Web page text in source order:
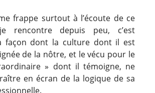
frappe surtout à l’écoute de ce
rencontre depuis peu, c’est
façon dont la culture dont il est
de la nôtre, et le vécu pour le
» dont il témoigne, ne
en écran de la logique de sa